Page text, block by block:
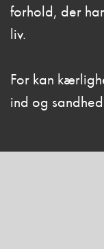
forhold, der
liv.
For kan
ind og